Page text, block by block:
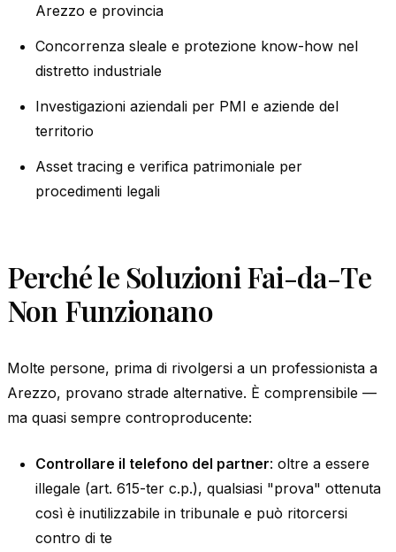
Arezzo e provincia
Concorrenza sleale e protezione know-how nel
distretto industriale
Investigazioni aziendali per PMI e aziende del
territorio
Asset tracing e verifica patrimoniale per
procedimenti legali
Perché le Soluzioni Fai-da-Te
Non Funzionano
Molte persone, prima di rivolgersi a un professionista a
Arezzo, provano strade alternative. È comprensibile —
ma quasi sempre controproducente:
Controllare il telefono del partner: oltre a essere
illegale (art. 615-ter c.p.), qualsiasi "prova" ottenuta
così è inutilizzabile in tribunale e può ritorcersi
contro di te